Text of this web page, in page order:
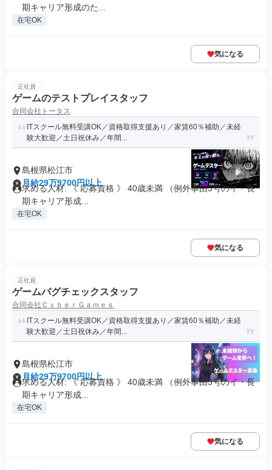
期キャリア形成のた...
在宅OK
気になる
正社員
ゲームのテストプレイスタッフ
合同会社トータス
ITスクール無料受講OK／資格取得支援あり／家賃60％補助／未経
験大歓迎／土日祝休み／年間...
島根県松江市
月給29万9700円以上
求める人材: 《 応募資格 》 40歳未満 （例外事由3号のイ・長
期キャリア形成...
在宅OK
気になる
正社員
ゲームバグチェックスタッフ
合同会社ＣｙｂｅｒＧａｍｅｓ
ITスクール無料受講OK／資格取得支援あり／家賃60％補助／未経
験大歓迎／土日祝休み／年間...
島根県松江市
月給29万9700円以上
求める人材: 《 応募資格 》 40歳未満 （例外事由3号のイ・長
期キャリア形成...
在宅OK
気になる